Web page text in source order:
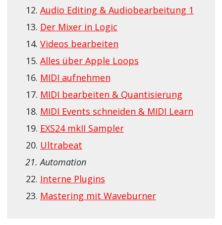
Audio Editing & Audiobearbeitung 1
Der Mixer in Logic
Videos bearbeiten
Alles über Apple Loops
MIDI aufnehmen
MIDI bearbeiten & Quantisierung
MIDI Events schneiden & MIDI Learn
EXS24 mkII Sampler
Ultrabeat
Automation
Interne Plugins
Mastering mit Waveburner